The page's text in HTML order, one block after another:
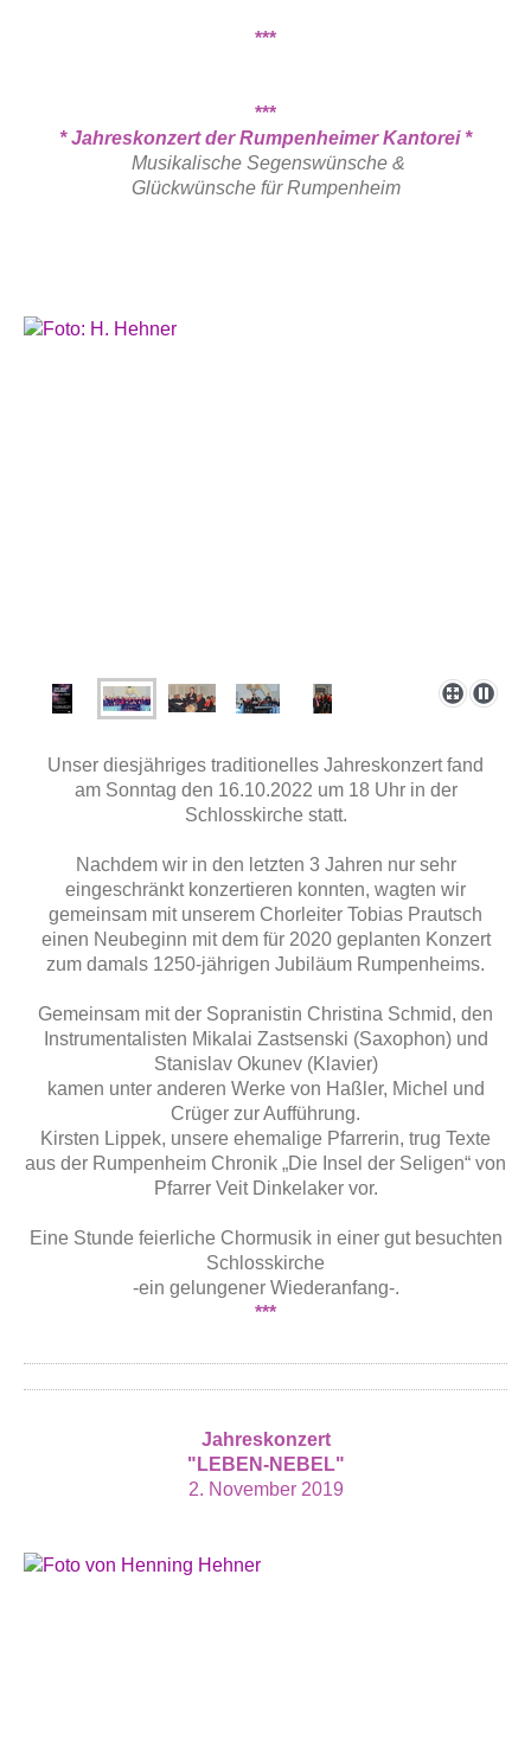
***
***
* Jahreskonzert der Rumpenheimer Kantorei *
Musikalische Segenswünsche &
Glückwünsche für Rumpenheim
Unser diesjähriges traditionelles Jahreskonzert fand
am Sonntag den 16.10.2022 um 18 Uhr in der
Schlosskirche statt.
Nachdem wir in den letzten 3 Jahren nur sehr
eingeschränkt konzertieren konnten, wagten wir
gemeinsam mit unserem Chorleiter Tobias Prautsch
einen Neubeginn mit dem für 2020 geplanten Konzert
zum damals 1250-jährigen Jubiläum Rumpenheims.
Gemeinsam mit der Sopranistin Christina Schmid, den
Instrumentalisten Mikalai Zastsenski (Saxophon) und
Stanislav Okunev (Klavier)
kamen unter anderen Werke von Haßler, Michel und
Crüger zur Aufführung.
Kirsten Lippek, unsere ehemalige Pfarrerin, trug Texte
aus der Rumpenheim Chronik „Die Insel der Seligen“ von
Pfarrer Veit Dinkelaker vor.
Eine Stunde feierliche Chormusik in einer gut besuchten
Schlosskirche
-ein gelungener Wiederanfang-.
***
Jahreskonzert
"LEBEN-NEBEL"
2. November 2019